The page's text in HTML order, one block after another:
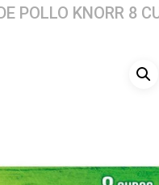
POLLO KNORR 8